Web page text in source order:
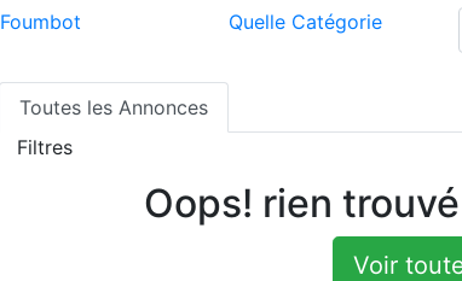
Foumbot Quelle Catégorie
Toutes les Annonces
Filtres
Oops! rien
Voir